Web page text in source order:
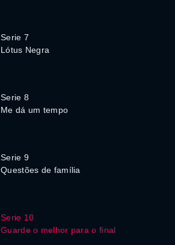
Serie 7
Lótus Negra
Serie 8
Me dá um tempo
Serie 9
Questões de família
Serie 10
Guarde o melhor para o final